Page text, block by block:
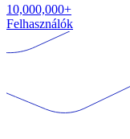
10,000,000+
Felhasználók